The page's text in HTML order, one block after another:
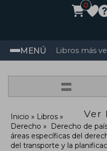
0
MENÚ Libros más
=
Ver
Inicio
Libros
Derecho
Derecho de
áreas específicas del
del transporte y la